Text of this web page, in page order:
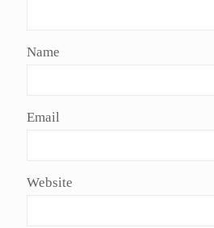
Name
Email
Website